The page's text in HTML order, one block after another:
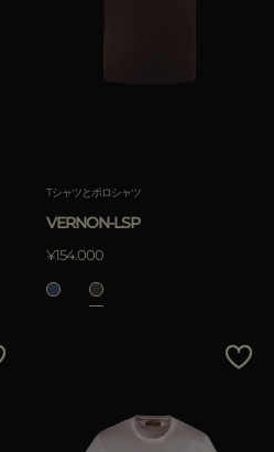
Tシャツとポロシャツ
VERNON-LSP
¥154.000